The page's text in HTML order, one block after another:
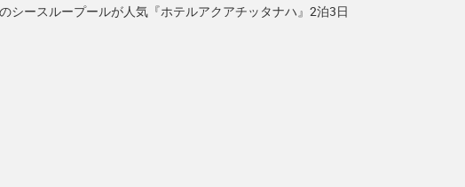
シースループールが人気『ホテルアクアチッタナハ』2泊3日